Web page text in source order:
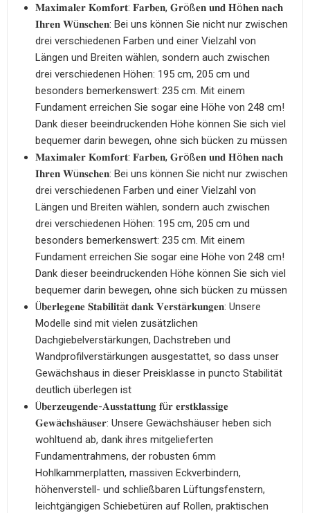
𝐌𝐚𝐱𝐢𝐦𝐚𝐥𝐞𝐫 𝐊𝐨𝐦𝐟𝐨𝐫𝐭: 𝐅𝐚𝐫𝐛𝐞𝐧, 𝐆𝐫öß𝐞𝐧 𝐮𝐧𝐝 𝐇ö𝐡𝐞𝐧 𝐧𝐚𝐜𝐡
𝐈𝐡𝐫𝐞𝐧 𝐖ü𝐧𝐬𝐜𝐡𝐞𝐧: Bei uns können Sie nicht nur zwischen
drei verschiedenen Farben und einer Vielzahl von
Längen und Breiten wählen, sondern auch zwischen
drei verschiedenen Höhen: 195 cm, 205 cm und
besonders bemerkenswert: 235 cm. Mit einem
Fundament erreichen Sie sogar eine Höhe von 248 cm!
Dank dieser beeindruckenden Höhe können Sie sich viel
bequemer darin bewegen, ohne sich bücken zu müssen
𝐌𝐚𝐱𝐢𝐦𝐚𝐥𝐞𝐫 𝐊𝐨𝐦𝐟𝐨𝐫𝐭: 𝐅𝐚𝐫𝐛𝐞𝐧, 𝐆𝐫öß𝐞𝐧 𝐮𝐧𝐝 𝐇ö𝐡𝐞𝐧 𝐧𝐚𝐜𝐡
𝐈𝐡𝐫𝐞𝐧 𝐖ü𝐧𝐬𝐜𝐡𝐞𝐧: Bei uns können Sie nicht nur zwischen
drei verschiedenen Farben und einer Vielzahl von
Längen und Breiten wählen, sondern auch zwischen
drei verschiedenen Höhen: 195 cm, 205 cm und
besonders bemerkenswert: 235 cm. Mit einem
Fundament erreichen Sie sogar eine Höhe von 248 cm!
Dank dieser beeindruckenden Höhe können Sie sich viel
bequemer darin bewegen, ohne sich bücken zu müssen
Ü𝐛𝐞𝐫𝐥𝐞𝐠𝐞𝐧𝐞 𝐒𝐭𝐚𝐛𝐢𝐥𝐢𝐭ä𝐭 𝐝𝐚𝐧𝐤 𝐕𝐞𝐫𝐬𝐭ä𝐫𝐤𝐮𝐧𝐠𝐞𝐧: Unsere
Modelle sind mit vielen zusätzlichen
Dachgiebelverstärkungen, Dachstreben und
Wandprofilverstärkungen ausgestattet, so dass unser
Gewächshaus in dieser Preisklasse in puncto Stabilität
deutlich überlegen ist
Ü𝐛𝐞𝐫𝐳𝐞𝐮𝐠𝐞𝐧𝐝𝐞-𝐀𝐮𝐬𝐬𝐭𝐚𝐭𝐭𝐮𝐧𝐠 𝐟ü𝐫 𝐞𝐫𝐬𝐭𝐤𝐥𝐚𝐬𝐬𝐢𝐠𝐞
𝐆𝐞𝐰ä𝐜𝐡𝐬𝐡ä𝐮𝐬𝐞𝐫: Unsere Gewächshäuser heben sich
wohltuend ab, dank ihres mitgelieferten
Fundamentrahmens, der robusten 6mm
Hohlkammerplatten, massiven Eckverbindern,
höhenverstell- und schließbaren Lüftungsfenstern,
leichtgängigen Schiebetüren auf Rollen, praktischen